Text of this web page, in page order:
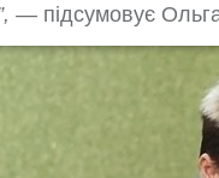
— підсумовує